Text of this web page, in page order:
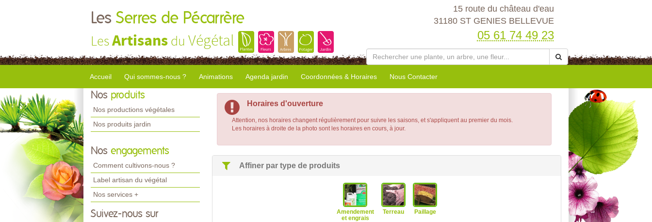
Les Serres de Pécarrère
LesArtisans du Végétal
15 route du château d'eau
31180 ST GENIES BELLEVUE
05 61 74 49 23
Accueil Qui sommes-nous ? Animations Agenda jardin Coordonnées & Horaires Nous Contacter
Nos produits
Nos productions végétales
Nos produits jardin
Nos engagements
Comment cultivons-nous ?
Label artisan du végétal
Nos services +
Suivez-nous sur
Horaires d'ouverture
Attention, nos horaires changent régulièrement pour suivre les saisons, et s'appliquent au premier du mois.
Les horaires à droite de la photo sont les horaires en cours, à jour.
Affiner par type de produits
Amendement
et engrais
Terreau Paillage